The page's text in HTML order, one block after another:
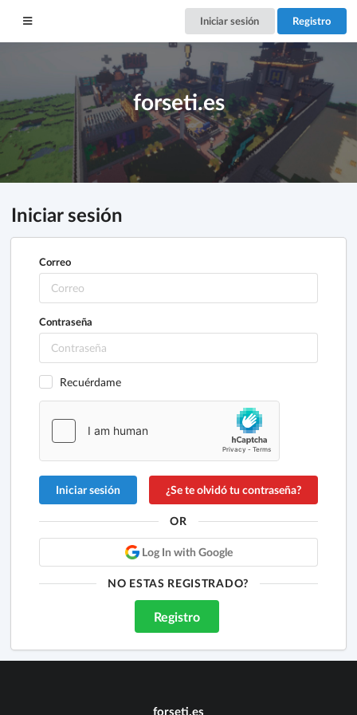
Iniciar sesión Registro
forseti.es
Iniciar sesión
Correo
Contraseña
Recuérdame
¿Se te olvidó tu contraseña?
OR
Log In with Google
NO ESTAS REGISTRADO?
Registro
forseti.es